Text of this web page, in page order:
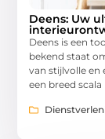
Deens: Uw
Deens is een
bekend staat
van stijlvolle en
een breed scala